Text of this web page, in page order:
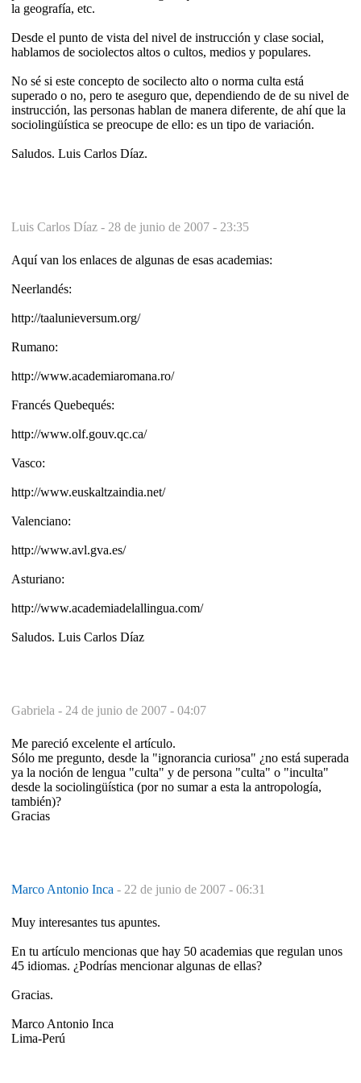
la geografía, etc.
Desde el punto de vista del nivel de instrucción y clase social,
hablamos de sociolectos altos o cultos, medios y populares.
No sé si este concepto de socilecto alto o norma culta está
superado o no, pero te aseguro que, dependiendo de de su nivel de
instrucción, las personas hablan de manera diferente, de ahí que la
sociolingüística se preocupe de ello: es un tipo de variación.
Saludos. Luis Carlos Díaz.
Luis Carlos Díaz - 28 de junio de 2007 - 23:35
Aquí van los enlaces de algunas de esas academias:
Neerlandés:
http://taalunieversum.org/
Rumano:
http://www.academiaromana.ro/
Francés Quebequés:
http://www.olf.gouv.qc.ca/
Vasco:
http://www.euskaltzaindia.net/
Valenciano:
http://www.avl.gva.es/
Asturiano:
http://www.academiadelallingua.com/
Saludos. Luis Carlos Díaz
Gabriela - 24 de junio de 2007 - 04:07
Me pareció excelente el artículo.
Sólo me pregunto, desde la "ignorancia curiosa" ¿no está superada
ya la noción de lengua "culta" y de persona "culta" o "inculta"
desde la sociolingüística (por no sumar a esta la antropología,
también)?
Gracias
Marco Antonio Inca - 22 de junio de 2007 - 06:31
Muy interesantes tus apuntes.
En tu artículo mencionas que hay 50 academias que regulan unos
45 idiomas. ¿Podrías mencionar algunas de ellas?
Gracias.
Marco Antonio Inca
Lima-Perú